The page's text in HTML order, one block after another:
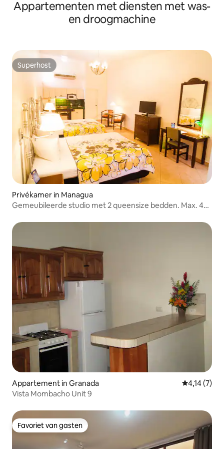
Appartementen met diensten met was-
en droogmachine
Superhost
Superhost
Privékamer in Managua
Gemeubileerde studio met 2 queensize bedden. Max. 4
Appartement in Granada
4,14 (7)
Vista Mombacho Unit 9
Favoriet van gasten
Favoriet van gasten